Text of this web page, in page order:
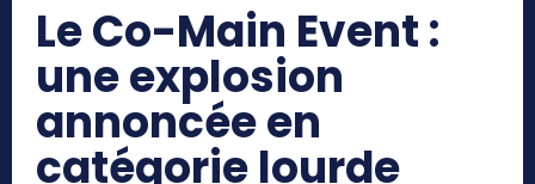
Le Co-Main Event :
une explosion
annoncée en
catégorie lourde